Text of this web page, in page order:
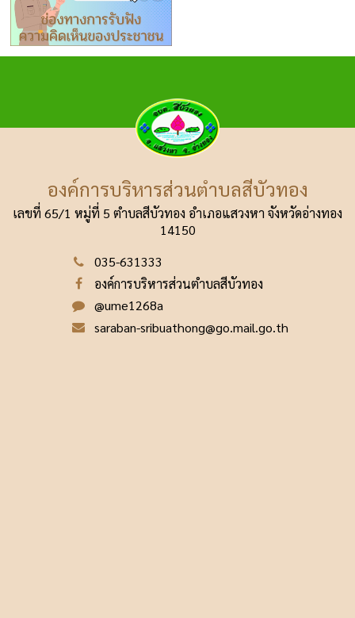
องค์การบริหารส่วนตำบลสีบัวทอง
เลขที่ 65/1 หมู่ที่ 5 ตำบลสีบัวทอง อำเภอแสวงหา จังหวัดอ่างทอง
14150
035-631333
องค์การบริหารส่วนตำบลสีบัวทอง
@ume1268a
saraban-sribuathong@go.mail.go.th